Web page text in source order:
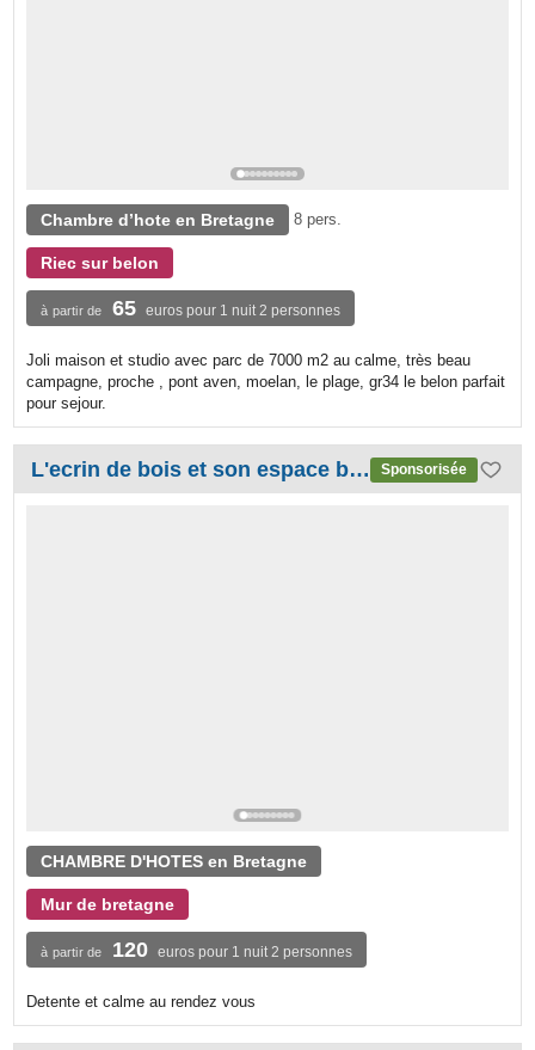
Chambre d’hote en Bretagne 8 pers.
Riec sur belon
à partir de 65 euros pour 1 nuit 2 personnes
Joli maison et studio avec parc de 7000 m2 au calme, très beau
campagne, proche , pont aven, moelan, le plage, gr34 le belon parfait
pour sejour.
L'ecrin de bois et son espace bien être Sponsorisée
CHAMBRE D'HOTES en Bretagne
Mur de bretagne
à partir de 120 euros pour 1 nuit 2 personnes
Detente et calme au rendez vous